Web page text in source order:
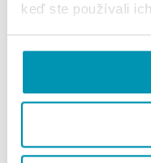
keď ste používali